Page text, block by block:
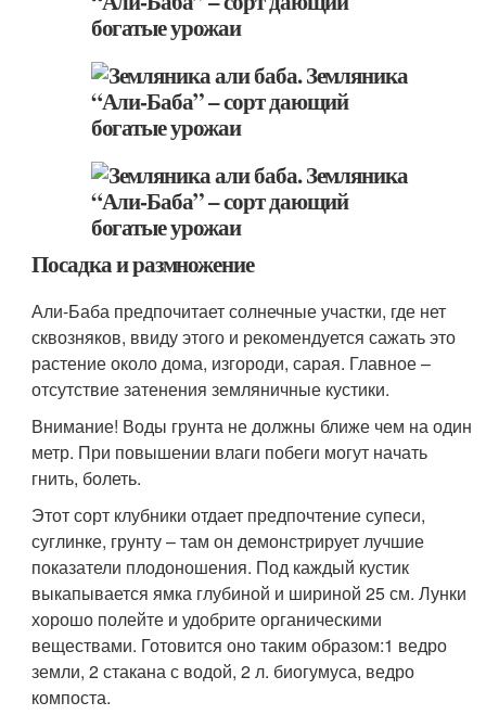
Посадка и размножение
Али-Баба предпочитает солнечные участки, где нет
сквозняков, ввиду этого и рекомендуется сажать это
растение около дома, изгороди, сарая. Главное –
отсутствие затенения земляничные кустики.
Внимание! Воды грунта не должны ближе чем на один
метр. При повышении влаги побеги могут начать
гнить, болеть.
Этот сорт клубники отдает предпочтение супеси,
суглинке, грунту – там он демонстрирует лучшие
показатели плодоношения. Под каждый кустик
выкапывается ямка глубиной и шириной 25 см. Лунки
хорошо полейте и удобрите органическими
веществами. Готовится оно таким образом:1 ведро
земли, 2 стакана с водой, 2 л. биогумуса, ведро
компоста.